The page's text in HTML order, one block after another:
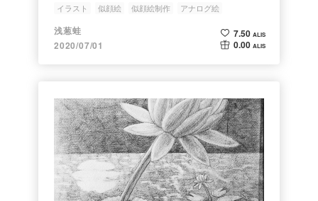
イラスト 似顔絵 似顔絵制作
アナログ絵
どうぶつの森
浅葱蛙
2020/07/01
7.50 ALIS
0.00 ALIS